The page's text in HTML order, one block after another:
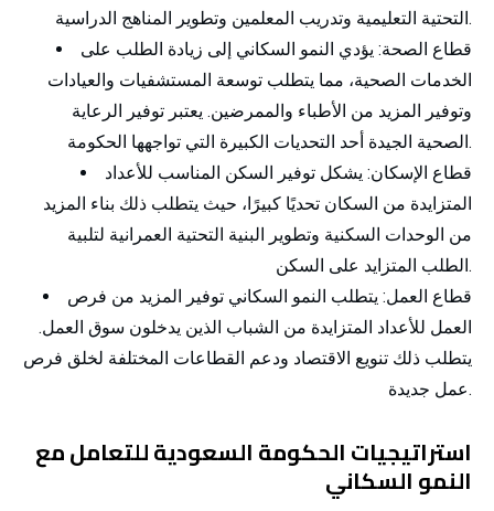
التحتية التعليمية وتدريب المعلمين وتطوير المناهج الدراسية.
قطاع الصحة: يؤدي النمو السكاني إلى زيادة الطلب على
الخدمات الصحية، مما يتطلب توسعة المستشفيات والعيادات
وتوفير المزيد من الأطباء والممرضين. يعتبر توفير الرعاية
الصحية الجيدة أحد التحديات الكبيرة التي تواجهها الحكومة.
قطاع الإسكان: يشكل توفير السكن المناسب للأعداد
المتزايدة من السكان تحديًا كبيرًا، حيث يتطلب ذلك بناء المزيد
من الوحدات السكنية وتطوير البنية التحتية العمرانية لتلبية
الطلب المتزايد على السكن.
قطاع العمل: يتطلب النمو السكاني توفير المزيد من فرص
العمل للأعداد المتزايدة من الشباب الذين يدخلون سوق العمل.
يتطلب ذلك تنويع الاقتصاد ودعم القطاعات المختلفة لخلق فرص
عمل جديدة.
النمو السكاني